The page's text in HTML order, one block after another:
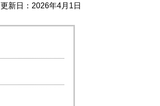
更新日：2026年4月1日